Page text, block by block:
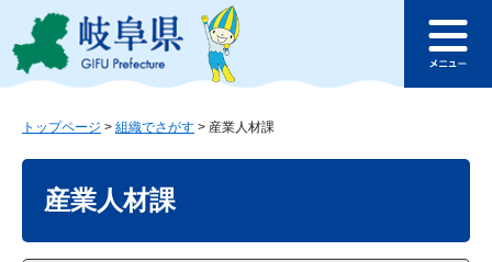
ジ
ュ
このページの本文へ
ュ
トップページ > 組織でさがす > 産業人材課
産業人材課